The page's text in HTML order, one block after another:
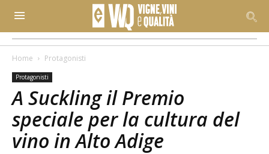
Home Protagonisti
Protagonisti
A Suckling il Premio
speciale per la cultura del
vino in Alto Adige